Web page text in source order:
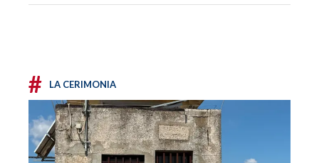
# LA CERIMONIA